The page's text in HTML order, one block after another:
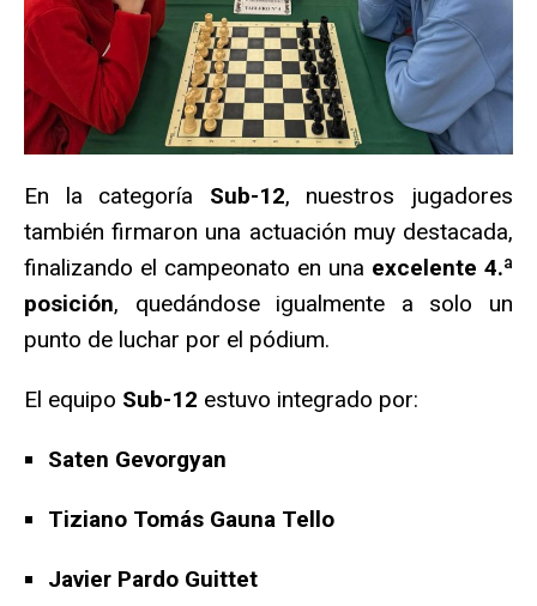
En la categoría Sub-12, nuestros jugadores
también firmaron una actuación muy destacada,
finalizando el campeonato en una excelente 4.ª
posición, quedándose igualmente a solo un
punto de luchar por el pódium.
El equipo Sub-12 estuvo integrado por:
Saten Gevorgyan
Tiziano Tomás Gauna Tello
Javier Pardo Guittet